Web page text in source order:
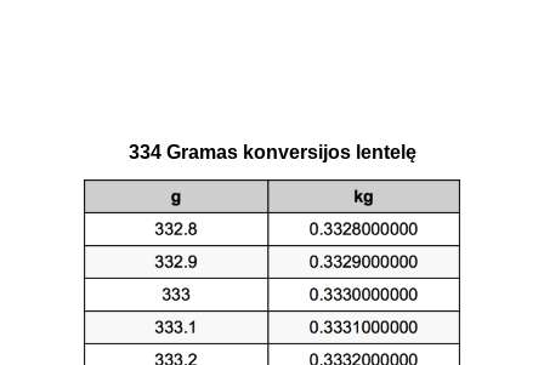
334 Gramas konversijos lentelę